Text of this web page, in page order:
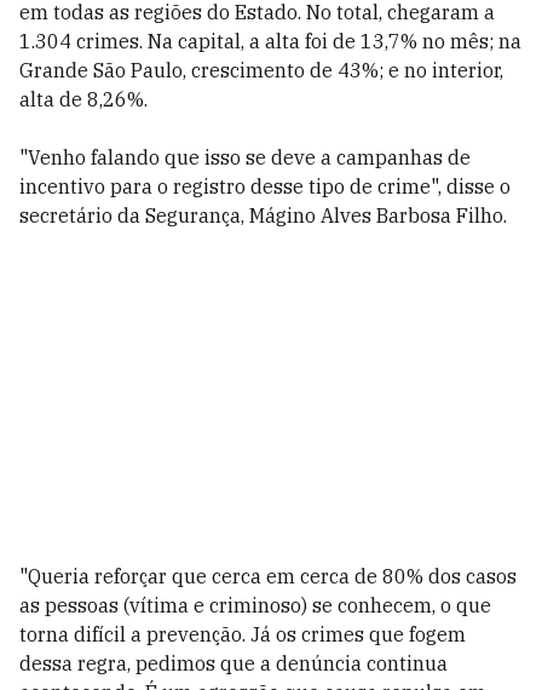
em todas as regiões do Estado. No total, chegaram a
1.304 crimes. Na capital, a alta foi de 13,7% no mês; na
Grande São Paulo, crescimento de 43%; e no interior,
alta de 8,26%.
"Venho falando que isso se deve a campanhas de
incentivo para o registro desse tipo de crime", disse o
secretário da Segurança, Mágino Alves Barbosa Filho.
"Queria reforçar que cerca em cerca de 80% dos casos
as pessoas (vítima e criminoso) se conhecem, o que
torna difícil a prevenção. Já os crimes que fogem
dessa regra, pedimos que a denúncia continua